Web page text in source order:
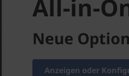
All-in-
Neue
Anzeigen oder